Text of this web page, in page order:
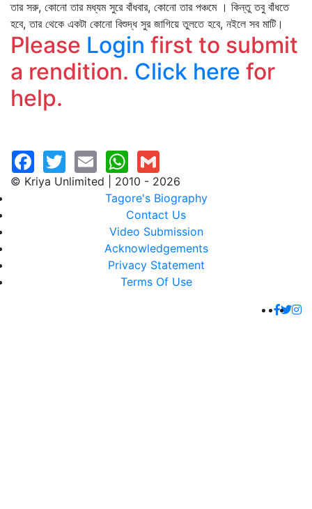
তার সরু, কোনো তার মধ্যম সুরে বাঁধবার, কোনো তার পঞ্চমে । কিন্তু তবু বাঁধতে
হবে, তার থেকে একটা কোনো বিশুদ্ধ সুর জাগিয়ে তুলতে হবে, নইলে সব মাটি।
Please Login first to submit
a rendition. Click here for
help.
© Kriya Unlimited | 2010 - 2026
Tagore's Biography
Contact Us
Video Submission
Acknowledgements
Privacy Statement
Terms Of Use